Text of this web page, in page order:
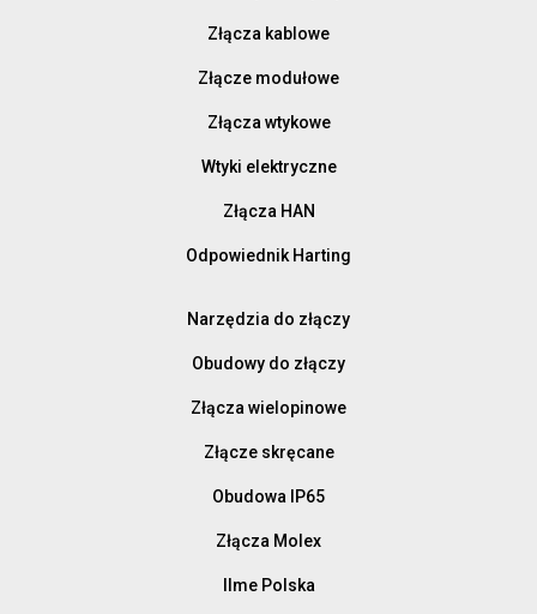
Złącza kablowe
Złącze modułowe
Złącza wtykowe
Wtyki elektryczne
Złącza HAN
Odpowiednik Harting
Narzędzia do złączy
Obudowy do złączy
Złącza wielopinowe
Złącze skręcane
Obudowa IP65
Złącza Molex
Ilme Polska